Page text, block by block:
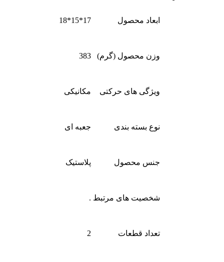
ابعاد محصول 17*15*18
وزن محصول (گرم) 383
ویژگی های حرکتی مکانیکی
نوع بسته بندی جعبه ای
جنس محصول پلاستیک
شخصیت های مرتبط .
تعداد قطعات 2